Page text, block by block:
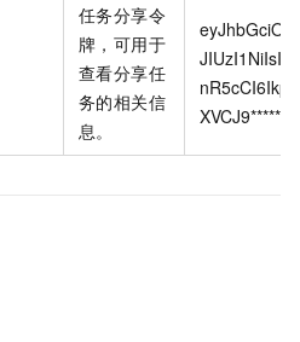
任务分享令
牌，可用于
查看分享任
务的相关信
息。
eyJhbGciOi
JIUzI1NiIsI
nR5cCI6Ikp
XVCJ9*****